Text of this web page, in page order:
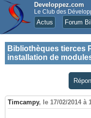
Developpez.com
Le Club des
Actus Forum
Bibliothèques tierces
installation de
Timcampy, le 17/02/2014 à